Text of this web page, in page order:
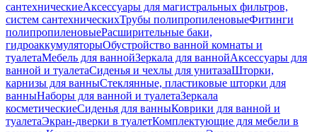
сантехническиеАксессуары для магистральных фильтров,
систем сантехническихТрубы полипропиленовыеФитинги
полипропиленовыеРасширительные баки,
гидроаккумуляторыОбустройство ванной комнаты и
туалетаМебель для ваннойЗеркала для ваннойАксессуары для
ванной и туалетаСиденья и чехлы для унитазаШторки,
карнизы для ванныСтеклянные, пластиковые шторки для
ванныНаборы для ванной и туалетаЗеркала
косметическиеСиденья для ванныКоврики для ванной и
туалетаЭкран-дверки в туалетКомплектующие для мебели в